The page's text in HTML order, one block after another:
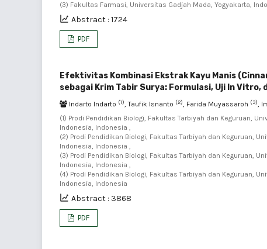
(3) Fakultas Farmasi, Universitas Gadjah Mada, Yogyakarta,
Abstract : 1724
PDF
Efektivitas Kombinasi Ekstrak Kayu Manis
sebagai Krim Tabir Surya: Formulasi, Uji In Vitro,
Indarto Indarto (1), Taufik Isnanto (2), Farida Muyassaroh (3),
(1) Prodi Pendidikan Biologi, Fakultas Tarbiyah dan Keguruan,
Indonesia, Indonesia ,
(2) Prodi Pendidikan Biologi, Fakultas Tarbiyah dan Keguruan,
Indonesia, Indonesia ,
(3) Prodi Pendidikan Biologi, Fakultas Tarbiyah dan Keguruan,
Indonesia, Indonesia ,
(4) Prodi Pendidikan Biologi, Fakultas Tarbiyah dan Keguruan,
Indonesia, Indonesia
Abstract : 3868
PDF